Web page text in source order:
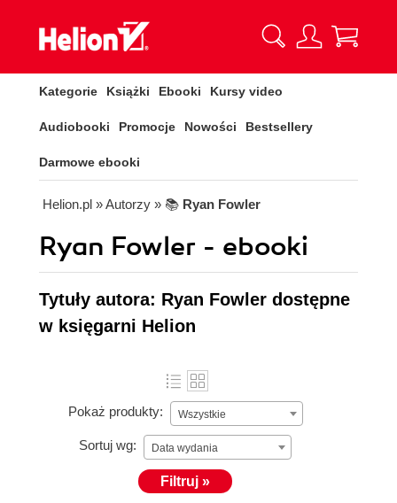
Kategorie Książki Ebooki Kursy video
Audiobooki Promocje Nowości Bestsellery
Darmowe ebooki
Helion.pl » Autorzy » 📚 Ryan Fowler
Ryan Fowler - ebooki
Tytuły autora: Ryan Fowler dostępne
w księgarni Helion
Pokaż produkty: Wszystkie
Sortuj wg: Data wydania
Filtruj »